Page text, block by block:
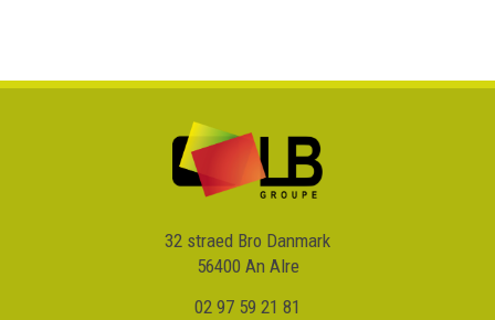
32 straed Bro Danmark
56400 An Alre
02 97 59 21 81